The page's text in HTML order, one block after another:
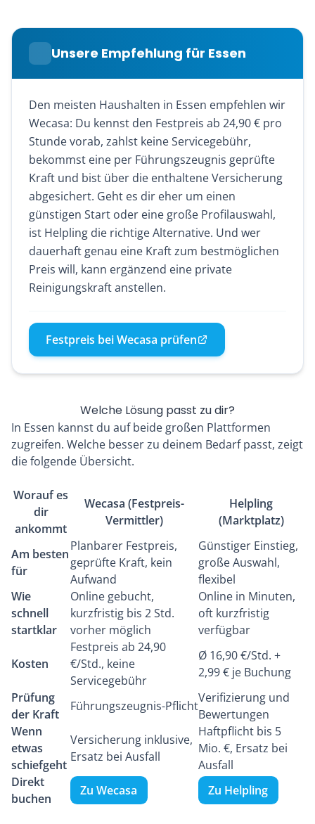
Unsere Empfehlung für Essen
Den meisten Haushalten in Essen empfehlen wir
Wecasa: Du kennst den Festpreis ab 24,90 € pro
Stunde vorab, zahlst keine Servicegebühr,
bekommst eine per Führungszeugnis geprüfte
Kraft und bist über die enthaltene Versicherung
abgesichert. Geht es dir eher um einen
günstigen Start oder eine große Profilauswahl,
ist Helpling die richtige Alternative. Und wer
dauerhaft genau eine Kraft zum bestmöglichen
Preis will, kann ergänzend eine private
Reinigungskraft anstellen.
Festpreis bei Wecasa prüfen
Welche Lösung passt zu dir?
In Essen kannst du auf beide großen Plattformen
zugreifen. Welche besser zu deinem Bedarf passt, zeigt
die folgende Übersicht.
Worauf es
dir
ankommt
Wecasa (Festpreis-
Vermittler)
Helpling
(Marktplatz)
Am besten
für
Planbarer Festpreis,
geprüfte Kraft, kein
Aufwand
Günstiger Einstieg,
große Auswahl,
flexibel
Wie
schnell
startklar
Online gebucht,
kurzfristig bis 2 Std.
vorher möglich
Online in Minuten,
oft kurzfristig
verfügbar
Kosten
Festpreis ab 24,90
€/Std., keine
Servicegebühr
Ø 16,90 €/Std. +
2,99 € je Buchung
Prüfung
der Kraft
Führungszeugnis-Pflicht
Verifizierung und
Bewertungen
Wenn
etwas
schiefgeht
Versicherung inklusive,
Ersatz bei Ausfall
Haftpflicht bis 5
Mio. €, Ersatz bei
Ausfall
Direkt
buchen
Zu Wecasa Zu Helpling